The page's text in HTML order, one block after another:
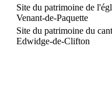
Site du patrimoine de
Venant-de-Paquette
Site du patrimoine du
Edwidge-de-Clifton